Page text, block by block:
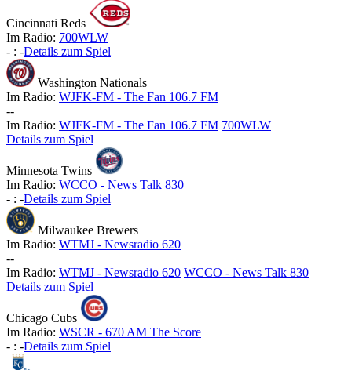
Cincinnati Reds
Im Radio: 700WLW
- : -Details zum Spiel
Washington Nationals
Im Radio: WJFK-FM - The Fan 106.7 FM
--
Im Radio: WJFK-FM - The Fan 106.7 FM 700WLW
Details zum Spiel
Minnesota Twins
Im Radio: WCCO - News Talk 830
- : -Details zum Spiel
Milwaukee Brewers
Im Radio: WTMJ - Newsradio 620
--
Im Radio: WTMJ - Newsradio 620 WCCO - News Talk 830
Details zum Spiel
Chicago Cubs
Im Radio: WSCR - 670 AM The Score
- : -Details zum Spiel